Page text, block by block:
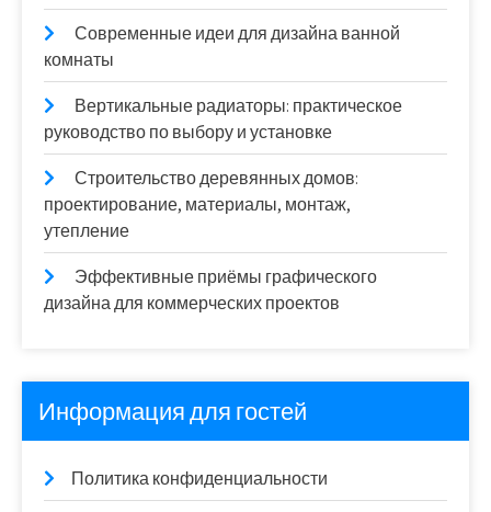
Современные идеи для дизайна ванной
комнаты
Вертикальные радиаторы: практическое
руководство по выбору и установке
Строительство деревянных домов:
проектирование, материалы, монтаж,
утепление
Эффективные приёмы графического
дизайна для коммерческих проектов
Информация для гостей
Политика конфиденциальности